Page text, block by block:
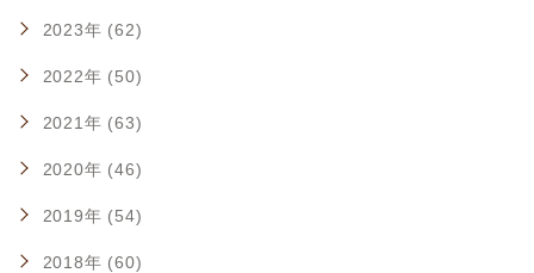
2023年 (62)
2022年 (50)
2021年 (63)
2020年 (46)
2019年 (54)
2018年 (60)